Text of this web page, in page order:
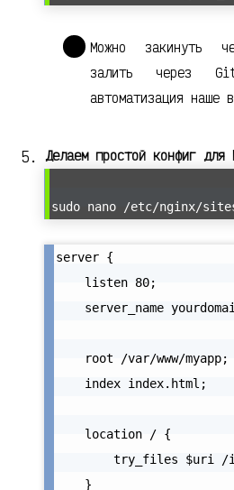
Можно закинуть
залить через
автоматизация наше
Делаем простой конфиг для
sudo nano /etc/nginx/
server {
    listen 80;
server_name
    root /var/www/myapp;
    index index.html;
    location / {
try_files $uri /
    }